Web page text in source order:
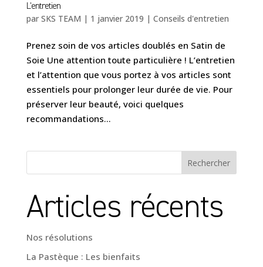
L’entretien
par SKS TEAM | 1 janvier 2019 | Conseils d'entretien
Prenez soin de vos articles doublés en Satin de
Soie Une attention toute particulière ! L’entretien
et l’attention que vous portez à vos articles sont
essentiels pour prolonger leur durée de vie. Pour
préserver leur beauté, voici quelques
recommandations...
Rechercher
Articles récents
Nos résolutions
La Pastèque : Les bienfaits